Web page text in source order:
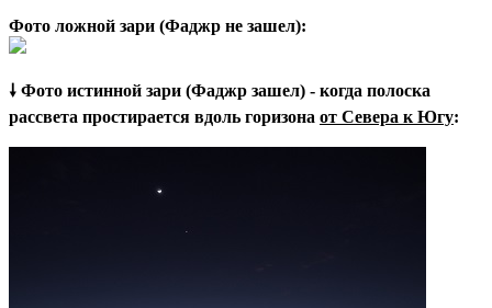
Фото ложной зари (Фаджр не зашел):
🠗 Фото истинной зари (Фаджр зашел) - когда полоска
рассвета простирается вдоль горизона от Севера к Югу: